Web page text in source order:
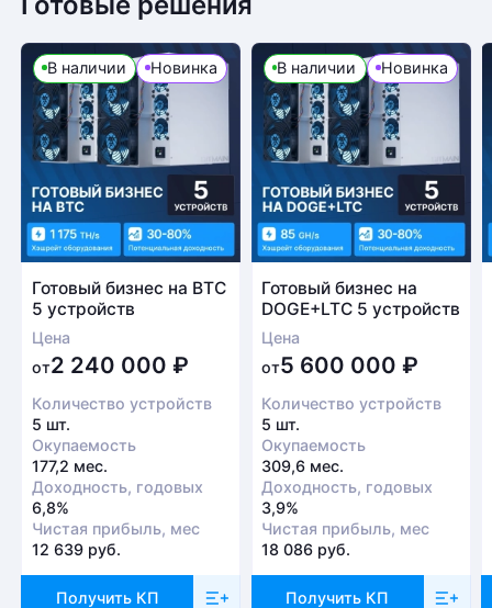
В наличии Новинка
Готовый бизнес на BTC
5 устройств
Цена
от2 240 000 ₽
Количество устройств
5 шт.
Окупаемость
177,2 мес.
Доходность, годовых
6,8%
Чистая прибыль, мес
12 639 руб.
Получить КП
В наличии Новинка
Готовый бизнес на
DOGE+LTC 5 устройств
Цена
от5 600 000₽
Количество устройств
5 шт.
Окупаемость
309,6 мес.
Доходность, годовых
3,9%
Чистая прибыль, мес
18 086 руб.
Получить КП